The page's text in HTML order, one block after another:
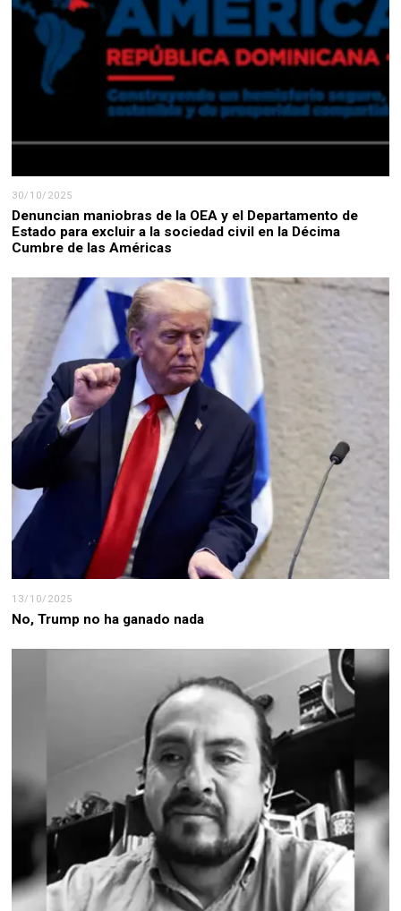
30/10/2025
Denuncian maniobras de la OEA y el Departamento de
Estado para excluir a la sociedad civil en la Décima
Cumbre de las Américas
13/10/2025
No, Trump no ha ganado nada